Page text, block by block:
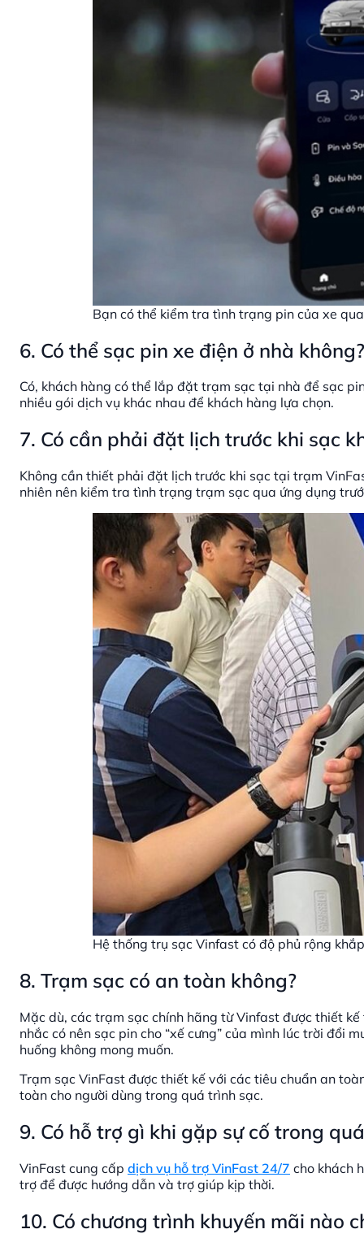
Bạn có thể kiểm tra tình trạng pin của xe
6. Có thể sạc pin xe điện ở nhà không?
Có, khách hàng có thể lắp đặt trạm sạc tại nhà để sạc
nhiều gói dịch vụ khác nhau để khách hàng lựa chọn.
7. Có cần phải đặt lịch trước khi sạc
Không cần thiết phải đặt lịch trước khi sạc tại trạm
nhiên nên kiểm tra tình trạng trạm sạc qua ứng dụng
Hệ thống trụ sạc Vinfast có độ phủ rộng
8. Trạm sạc có an toàn không?
Mặc dù, các trạm sạc chính hãng từ Vinfast được thiết
nhắc có nên sạc pin cho “xế cưng” của mình lúc trời đổi
huống không mong muốn.
Trạm sạc VinFast được thiết kế với các tiêu chuẩn an
toàn cho người dùng trong quá trình sạc.
9. Có hỗ trợ gì khi gặp sự cố trong
VinFast cung cấp dịch vụ hỗ trợ VinFast 24/7 cho khách
trợ để được hướng dẫn và trợ giúp kịp thời.
10. Có chương trình khuyến mãi nào